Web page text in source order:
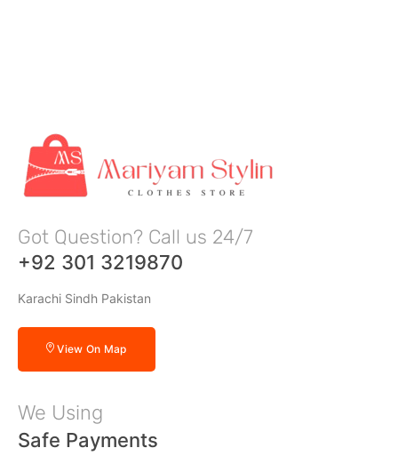
Got Question? Call us 24/7
+92 301 3219870
Karachi Sindh Pakistan
View On Map
We Using
Safe Payments